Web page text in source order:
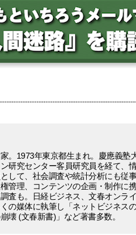
。1973年東京都生まれ。慶應義塾
研究センター客員研究員を経て、
して、社会調査や統計分析にも従
管理、コンテンツの企画・制作に
査も。日経ビジネス、文春オンラ
の媒体に執筆し「ネットビジネス
壊 (文春新書)」など著書多数。